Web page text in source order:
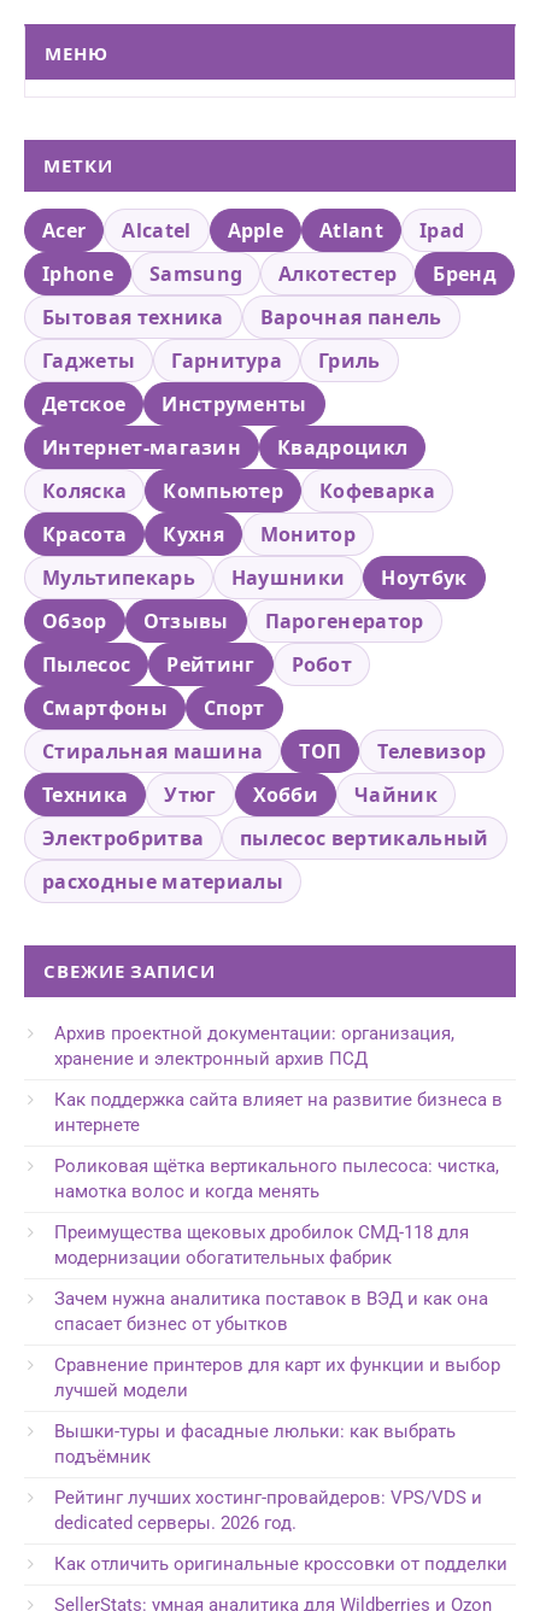
МЕНЮ
МЕТКИ
Acer Alcatel Apple Atlant
Ipad
Iphone
Samsung Алкотестер
Бренд
Бытовая техника
Варочная панель
Гаджеты
Гарнитура
Гриль
Детское
Инструменты
Интернет-магазин
Квадроцикл
Коляска
Компьютер
Кофеварка
Красота
Кухня
Монитор
Мультипекарь
Наушники
Ноутбук
Обзор
Отзывы
Парогенератор
Пылесос
Рейтинг
Робот
Смартфоны
Спорт
Стиральная машина
ТОП
Телевизор
Техника
Утюг Хобби
Чайник
Электробритва
пылесос вертикальный
расходные материалы
СВЕЖИЕ ЗАПИСИ
Архив проектной документации: организация,
хранение и электронный архив ПСД
Как поддержка сайта влияет на развитие бизнеса в
интернете
Роликовая щётка вертикального пылесоса: чистка,
намотка волос и когда менять
Преимущества щековых дробилок СМД-118 для
модернизации обогатительных фабрик
Зачем нужна аналитика поставок в ВЭД и как она
спасает бизнес от убытков
Сравнение принтеров для карт их функции и выбор
лучшей модели
Вышки-туры и фасадные люльки: как выбрать
подъёмник
Рейтинг лучших хостинг-провайдеров: VPS/VDS и
dedicated серверы. 2026 год.
Как отличить оригинальные кроссовки от подделки
SellerStats: умная аналитика для Wildberries и Ozon